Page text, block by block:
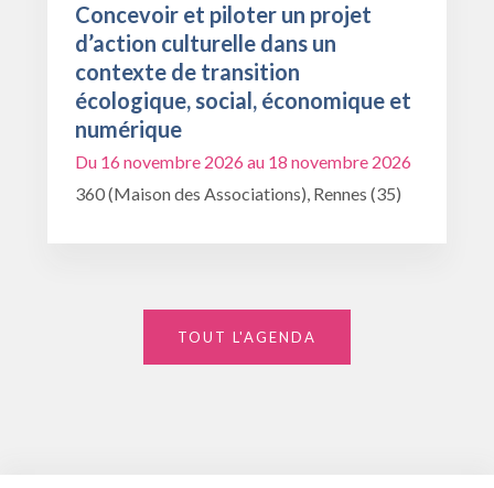
Concevoir et piloter un projet
d’action culturelle dans un
contexte de transition
écologique, social, économique et
numérique
Du 16 novembre 2026 au 18 novembre 2026
360 (Maison des Associations), Rennes (35)
TOUT L'AGENDA